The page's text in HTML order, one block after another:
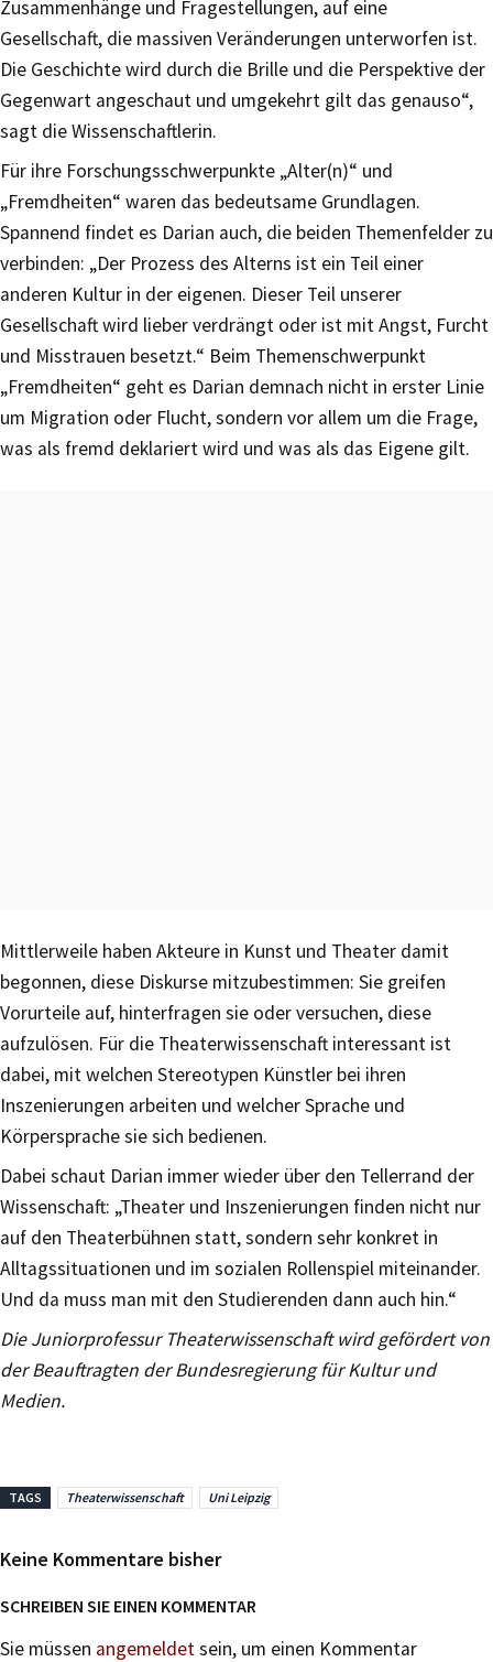
Zusammenhänge und Fragestellungen, auf eine
Gesellschaft, die massiven Veränderungen unterworfen ist.
Die Geschichte wird durch die Brille und die Perspektive der
Gegenwart angeschaut und umgekehrt gilt das genauso“,
sagt die Wissenschaftlerin.
Für ihre Forschungsschwerpunkte „Alter(n)“ und
„Fremdheiten“ waren das bedeutsame Grundlagen.
Spannend findet es Darian auch, die beiden Themenfelder zu
verbinden: „Der Prozess des Alterns ist ein Teil einer
anderen Kultur in der eigenen. Dieser Teil unserer
Gesellschaft wird lieber verdrängt oder ist mit Angst, Furcht
und Misstrauen besetzt.“ Beim Themenschwerpunkt
„Fremdheiten“ geht es Darian demnach nicht in erster Linie
um Migration oder Flucht, sondern vor allem um die Frage,
was als fremd deklariert wird und was als das Eigene gilt.
Mittlerweile haben Akteure in Kunst und Theater damit
begonnen, diese Diskurse mitzubestimmen: Sie greifen
Vorurteile auf, hinterfragen sie oder versuchen, diese
aufzulösen. Für die Theaterwissenschaft interessant ist
dabei, mit welchen Stereotypen Künstler bei ihren
Inszenierungen arbeiten und welcher Sprache und
Körpersprache sie sich bedienen.
Dabei schaut Darian immer wieder über den Tellerrand der
Wissenschaft: „Theater und Inszenierungen finden nicht nur
auf den Theaterbühnen statt, sondern sehr konkret in
Alltagssituationen und im sozialen Rollenspiel miteinander.
Und da muss man mit den Studierenden dann auch hin.“
Die Juniorprofessur Theaterwissenschaft wird gefördert von
der Beauftragten der Bundesregierung für Kultur und
Medien.
TAGS Theaterwissenschaft Uni Leipzig
Keine Kommentare bisher
SCHREIBEN SIE EINEN KOMMENTAR
Sie müssen angemeldetsein, um einen Kommentar